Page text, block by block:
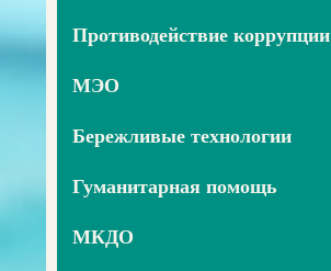
Противодействие коррупции
МЭО
Бережливые технологии
Гуманитарная помощь
МКДО